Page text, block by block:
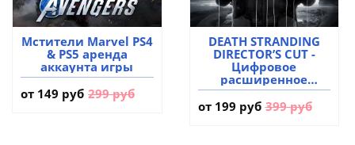
Мстители Marvel PS4
& PS5 аренда
аккаунта игры
от 149 руб 299 руб
DEATH STRANDING
DIRECTOR’S CUT -
Цифровое
расширенное
издание PS5 аренда
аккаунта игры
от 199 руб 399 руб